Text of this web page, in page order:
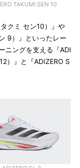
TAKUMI SEN 10
クミ セン10）』や
9）』といったレー
ニングを支える『ADI
）』と『ADIZERO S